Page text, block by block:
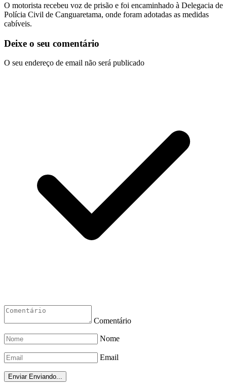
O motorista recebeu voz de prisão e foi encaminhado à Delegacia de
Polícia Civil de Canguaretama, onde foram adotadas as medidas
cabíveis.
Deixe o seu comentário
O seu endereço de email não será publicado
Comentário
Nome
Email
Enviar Enviando...